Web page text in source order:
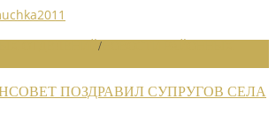
/
ПОЗДРАВИЛ СУПРУГОВ СЕЛА